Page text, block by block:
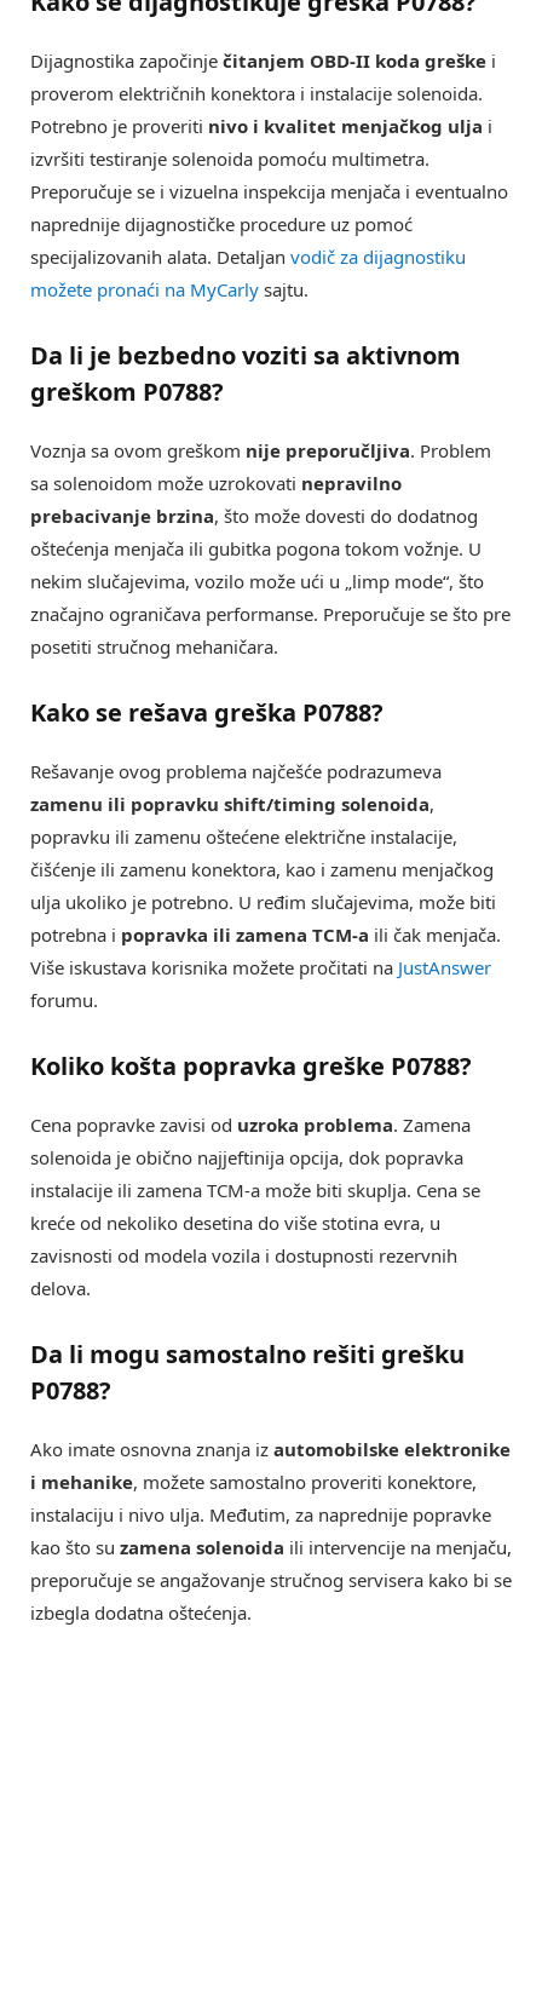
Dijagnostika započinje čitanjem OBD-II koda greške i
proverom električnih konektora i instalacije solenoida.
Potrebno je proveriti nivo i kvalitet menjačkog ulja i
izvršiti testiranje solenoida pomoću multimetra.
Preporučuje se i vizuelna inspekcija menjača i eventualno
naprednije dijagnostičke procedure uz pomoć
specijalizovanih alata. Detaljan vodič za dijagnostiku
možete pronaći na MyCarly sajtu.
Da li je bezbedno voziti sa aktivnom
greškom P0788?
Voznja sa ovom greškom nije preporučljiva. Problem
sa solenoidom može uzrokovati nepravilno
prebacivanje brzina, što može dovesti do dodatnog
oštećenja menjača ili gubitka pogona tokom vožnje. U
nekim slučajevima, vozilo može ući u „limp mode“, što
značajno ograničava performanse. Preporučuje se što pre
posetiti stručnog mehaničara.
Kako se rešava greška P0788?
Rešavanje ovog problema najčešće podrazumeva
zamenu ili popravku shift/timing solenoida,
popravku ili zamenu oštećene električne instalacije,
čišćenje ili zamenu konektora, kao i zamenu menjačkog
ulja ukoliko je potrebno. U ređim slučajevima, može biti
potrebna i popravka ili zamena TCM-a ili čak menjača.
Više iskustava korisnika možete pročitati na JustAnswer
forumu.
Koliko košta popravka greške P0788?
Cena popravke zavisi od uzroka problema. Zamena
solenoida je obično najjeftinija opcija, dok popravka
instalacije ili zamena TCM-a može biti skuplja. Cena se
kreće od nekoliko desetina do više stotina evra, u
zavisnosti od modela vozila i dostupnosti rezervnih
delova.
Da li mogu samostalno rešiti grešku
P0788?
Ako imate osnovna znanja iz automobilske elektronike
i mehanike, možete samostalno proveriti konektore,
instalaciju i nivo ulja. Međutim, za naprednije popravke
kao što su zamena solenoida ili intervencije na menjaču,
preporučuje se angažovanje stručnog servisera kako bi se
izbegla dodatna oštećenja.